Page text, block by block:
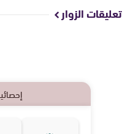
تعليقات الزوار